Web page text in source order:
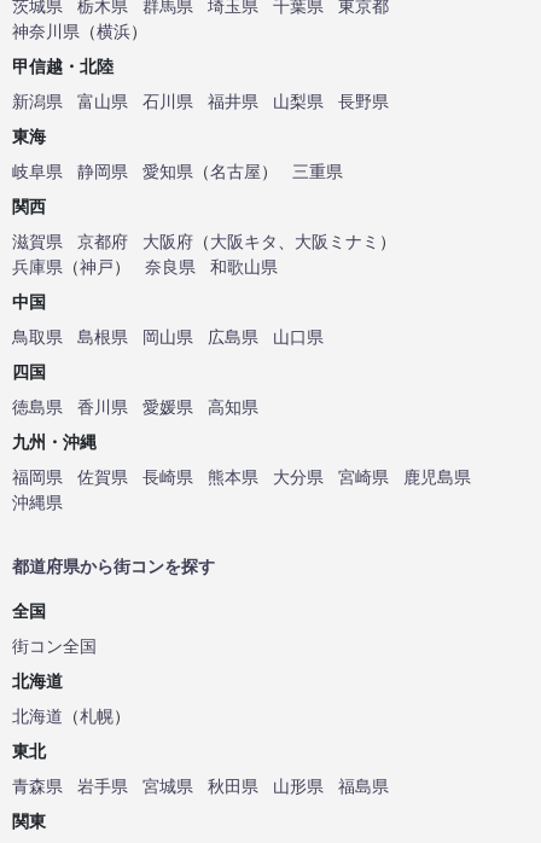
茨城県
栃木県 群馬県 埼玉県 千葉県
東京都
神奈川県 （横浜）
甲信越・北陸
新潟県
富山県 石川県 福井県 山梨県
長野県
東海
岐阜県
静岡県 愛知県 （名古屋）
三重県
関西
滋賀県
京都府 大阪府 （大阪キタ 大阪ミナミ ）
兵庫県 （神戸） 奈良県
和歌山県
中国
鳥取県
島根県 岡山県 広島県
山口県
四国
徳島県
香川県 愛媛県
高知県
九州・沖縄
福岡県
佐賀県 長崎県 熊本県 大分県 宮崎県
鹿児島県
沖縄県
都道府県から街コンを探す
全国
街コン全国
北海道
北海道 （札幌）
東北
青森県
岩手県 宮城県 秋田県 山形県
福島県
関東